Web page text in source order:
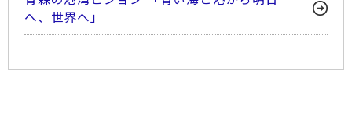
へ、世界へ」